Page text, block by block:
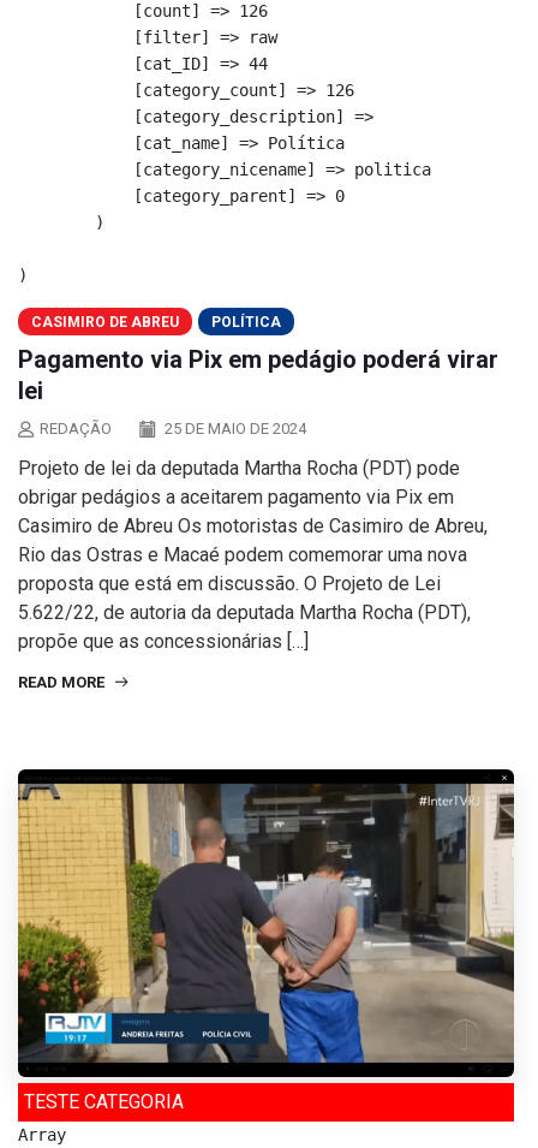
            [count] => 126
            [filter] => raw
            [cat_ID] => 44
            [category_count] => 126
            [category_description] =>
            [cat_name] => Política
            [category_nicename] => politica
            [category_parent] => 0
        )
CASIMIRO DE ABREU POLÍTICA
Pagamento via Pix em pedágio poderá virar
lei
REDAÇÃO 25 DE MAIO DE 2024
Projeto de lei da deputada Martha Rocha (PDT) pode
obrigar pedágios a aceitarem pagamento via Pix em
Casimiro de Abreu Os motoristas de Casimiro de Abreu,
Rio das Ostras e Macaé podem comemorar uma nova
proposta que está em discussão. O Projeto de Lei
5.622/22, de autoria da deputada Martha Rocha (PDT),
propõe que as concessionárias […]
READ MORE
TESTE CATEGORIA
Array